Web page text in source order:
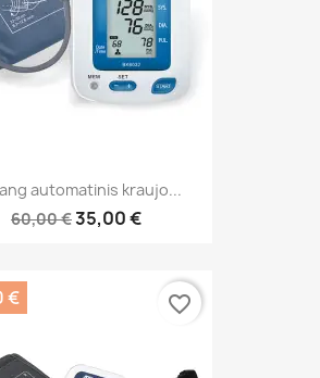
automatinis kraujo...
60,00 €35,00 €
€ favorite_border